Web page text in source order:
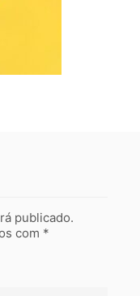
publicado.
com *